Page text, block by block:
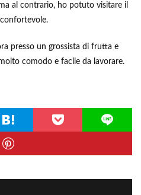
al contrario, ho potuto visitare il
presso un grossista di frutta e
comodo e facile da lavorare.